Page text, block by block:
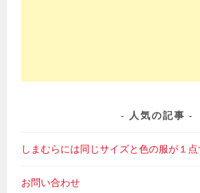
人気の記事
しまむらには同じサイズと色の服が１
お問い合わせ